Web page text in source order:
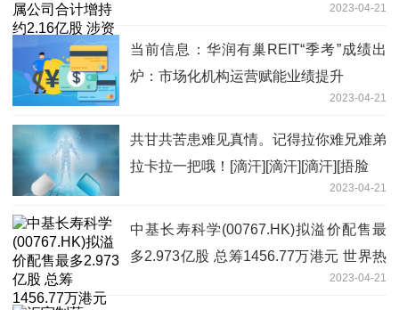
2023-04-21
当前信息：华润有巢REIT“季考”成绩出
炉：市场化机构运营赋能业绩提升
2023-04-21
共甘共苦患难见真情。记得拉你难兄难弟
拉卡拉一把哦！[滴汗][滴汗][滴汗][捂脸
2023-04-21
中基长寿科学(00767.HK)拟溢价配售最
多2.973亿股 总筹1456.77万港元 世界热
2023-04-21